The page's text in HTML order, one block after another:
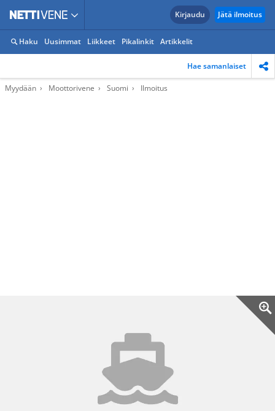
Kirjaudu Jätä ilmoitus
Haku Uusimmat Liikkeet Pikalinkit Artikkelit
Hae samanlaiset
Myydään Moottorivene Suomi Ilmoitus